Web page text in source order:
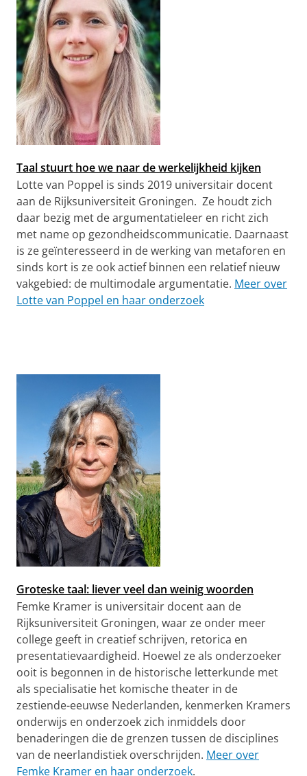
Taal stuurt hoe we naar de werkelijkheid kijken
Lotte van Poppel is sinds 2019 universitair docent
aan de Rijksuniversiteit Groningen. Ze houdt zich
daar bezig met de argumentatieleer en richt zich
met name op gezondheidscommunicatie. Daarnaast
is ze geïnteresseerd in de werking van metaforen en
sinds kort is ze ook actief binnen een relatief nieuw
vakgebied: de multimodale argumentatie. Meer over
Lotte van Poppel en haar onderzoek
Groteske taal: liever veel dan weinig woorden
Femke Kramer is universitair docent aan de
Rijksuniversiteit Groningen, waar ze onder meer
college geeft in creatief schrijven, retorica en
presentatievaardigheid. Hoewel ze als onderzoeker
ooit is begonnen in de historische letterkunde met
als specialisatie het komische theater in de
zestiende-eeuwse Nederlanden, kenmerken Kramers
onderwijs en onderzoek zich inmiddels door
benaderingen die de grenzen tussen de disciplines
van de neerlandistiek overschrijden. Meer over
Femke Kramer en haar onderzoek.